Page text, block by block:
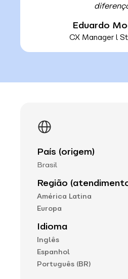
Eduardo
CX Manager l
País (origem)
Brasil
Região
América Latina
Europa
Idioma
Inglês
Espanhol
Português (BR)